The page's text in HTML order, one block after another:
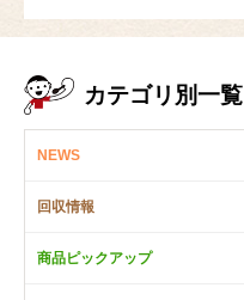
カテゴリ別一覧
NEWS
回収情報
商品ピックアップ